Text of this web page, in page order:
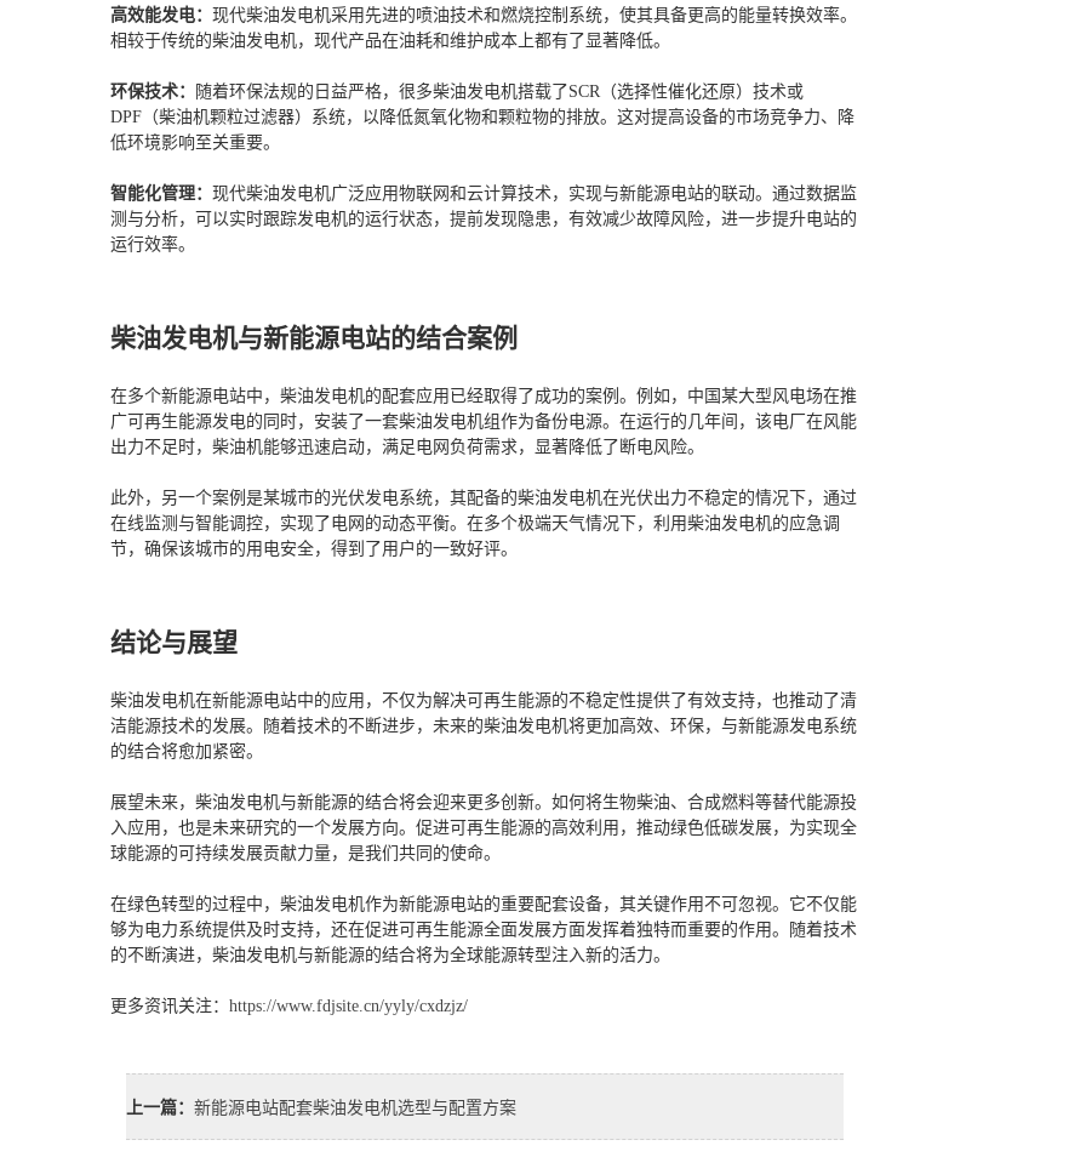
高效能发电：现代柴油发电机采用先进的喷油技术和燃烧控制系统，使其具备更高的能量转换效率。
相较于传统的柴油发电机，现代产品在油耗和维护成本上都有了显著降低。
环保技术：
随着环保法规的日益严格，很多柴油发电机搭载了SCR（选择性催化还原）技术或
DPF（柴油机颗粒过滤器）系统，以降低氮氧化物和颗粒物的排放。这对提高设备的市场竞争力、降
低环境影响至关重要。
智能化管理：现代柴油发电机广泛应用物联网和云计算技术，实现与新能源电站的联动。通过数据监
测与分析，可以实时跟踪发电机的运行状态，提前发现隐患，有效减少故障风险，进一步提升电站的
运行效率。
柴油发电机与新能源电站的结合案例
在多个新能源电站中，柴油发电机的配套应用已经取得了成功的案例。例如，中国某大型风电场在推
广可再生能源发电的同时，安装了一套柴油发电机组作为备份电源。在运行的几年间，该电厂在风能
出力不足时，柴油机能够迅速启动，满足电网负荷需求，显著降低了断电风险。
此外，另一个案例是某城市的光伏发电系统，其配备的柴油发电机在光伏出力不稳定的情况下，通过
在线监测与智能调控，实现了电网的动态平衡。在多个极端天气情况下，利用柴油发电机的应急调
节，确保该城市的用电安全，得到了用户的一致好评。
结论与展望
柴油发电机在新能源电站中的应用，不仅为解决可再生能源的不稳定性提供了有效支持，也推动了清
洁能源技术的发展。随着技术的不断进步，未来的柴油发电机将更加高效、环保，与新能源发电系统
的结合将愈加紧密。
展望未来，柴油发电机与新能源的结合将会迎来更多创新。如何将生物柴油、合成燃料等替代能源投
入应用，也是未来研究的一个发展方向。促进可再生能源的高效利用，推动绿色低碳发展，为实现全
球能源的可持续发展贡献力量，是我们共同的使命。
在绿色转型的过程中，柴油发电机作为新能源电站的重要配套设备，其关键作用不可忽视。它不仅能
够为电力系统提供及时支持，还在促进可再生能源全面发展方面发挥着独特而重要的作用。随着技术
的不断演进，柴油发电机与新能源的结合将为全球能源转型注入新的活力。
更多资讯关注：https://www.fdjsite.cn/yyly/cxdzjz/
上一篇： 新能源电站配套柴油发电机选型与配置方案